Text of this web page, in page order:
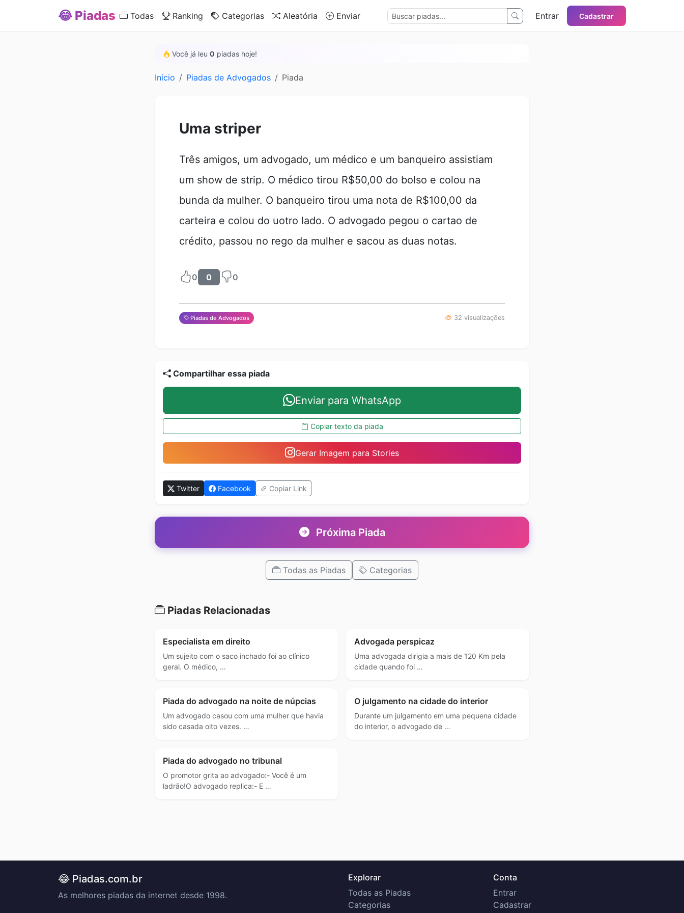
😂 Piadas Todas Ranking Categorias Aleatória Enviar Entrar Cadastrar
Você já leu 0 piadas hoje!
Início Piadas de Advogados Piada
Uma striper
Três amigos, um advogado, um médico e um banqueiro assistiam
um show de strip. O médico tirou R$50,00 do bolso e colou na
bunda da mulher. O banqueiro tirou uma nota de R$100,00 da
carteira e colou do uotro lado. O advogado pegou o cartao de
crédito, passou no rego da mulher e sacou as duas notas.
0 0 0
Piadas de Advogados 32 visualizações
Compartilhar essa piada
Enviar para WhatsApp
Copiar texto da piada
Gerar Imagem para Stories
Twitter Facebook Copiar Link
Próxima Piada
Todas as Piadas Categorias
Piadas Relacionadas
Especialista em direito
Um sujeito com o saco inchado foi ao clínico
geral. O médico, …
Advogada perspicaz
Uma advogada dirigia a mais de 120 Km pela
cidade quando foi …
Piada do advogado na noite de núpcias
Um advogado casou com uma mulher que havia
sido casada oito vezes. …
O julgamento na cidade do interior
Durante um julgamento em uma pequena cidade
do interior, o advogado de …
Piada do advogado no tribunal
O promotor grita ao advogado:- Você é um
ladrão!O advogado replica:- E …
😂 Piadas.com.br
As melhores piadas da internet desde 1998.
Explorar
Todas as Piadas
Categorias
Conta
Entrar
Cadastrar